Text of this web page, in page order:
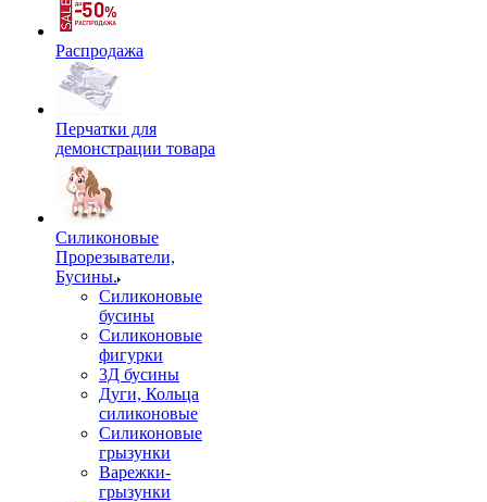
Распродажа
Перчатки для
демонстрации товара
Силиконовые
Прорезыватели,
Бусины.
Силиконовые
бусины
Силиконовые
фигурки
3Д бусины
Дуги, Кольца
силиконовые
Силиконовые
грызунки
Варежки-
грызунки